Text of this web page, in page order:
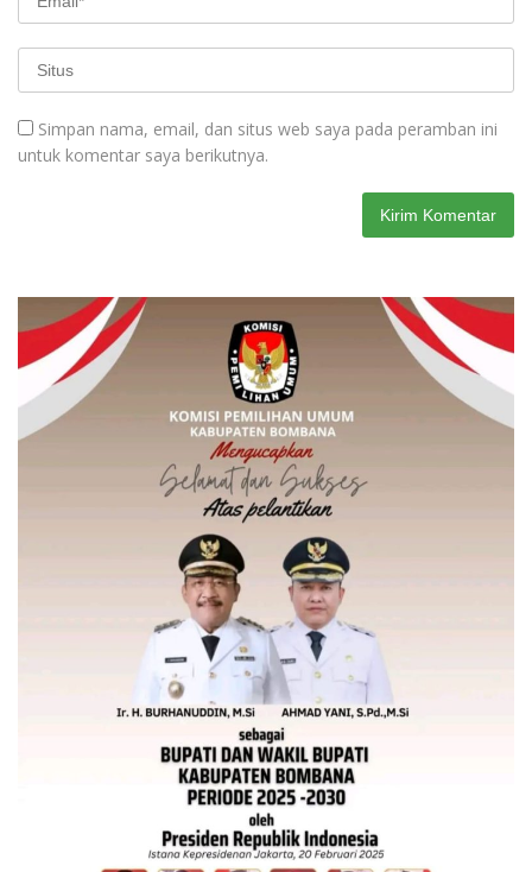
Simpan nama, email, dan situs web saya pada peramban ini
untuk komentar saya berikutnya.